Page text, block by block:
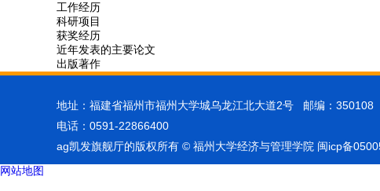
工作经历
科研项目
获奖经历
近年发表的主要论文
出版著作
地址：福建省福州市福州大学城乌龙江北大道2号 邮编：350108
电话：0591-22866400
ag凯发旗舰厅的版权所有 © 福州大学经济与管理学院 闽icp备
网站地图